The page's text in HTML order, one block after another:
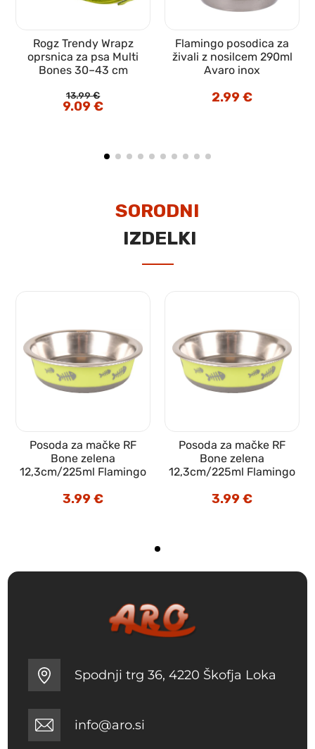
Rogz Trendy Wrapz
oprsnica za psa Multi
Bones 30–43 cm
13.99€
Izvirna
cena
9.09€Trenutna
cena
Flamingo posodica za
živali z nosilcem 290ml
Avaro inox
2.99€
SORODNI
IZDELKI
Posoda za mačke RF
Bone zelena
12,3cm/225ml Flamingo
3.99€
Posoda za mačke RF
Bone zelena
12,3cm/225ml Flamingo
3.99€
Spodnji trg 36, 4220 Škofja Loka
info@aro.si